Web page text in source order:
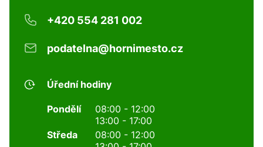
+420 554 281 002
podatelna@hornimesto.cz
Úřední hodiny
Pondělí
08:00 - 12:00
13:00 - 17:00
Středa
08:00 - 12:00